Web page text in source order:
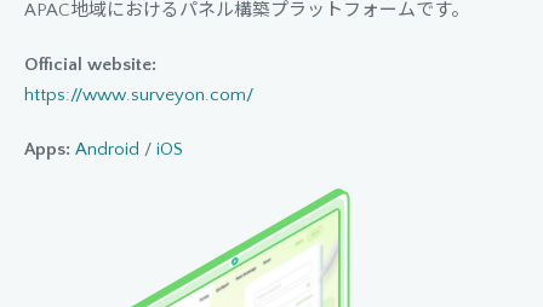
APAC地域におけるパネル構築プラットフォームです。
Official website:
https://www.surveyon.com/
Apps: Android / iOS